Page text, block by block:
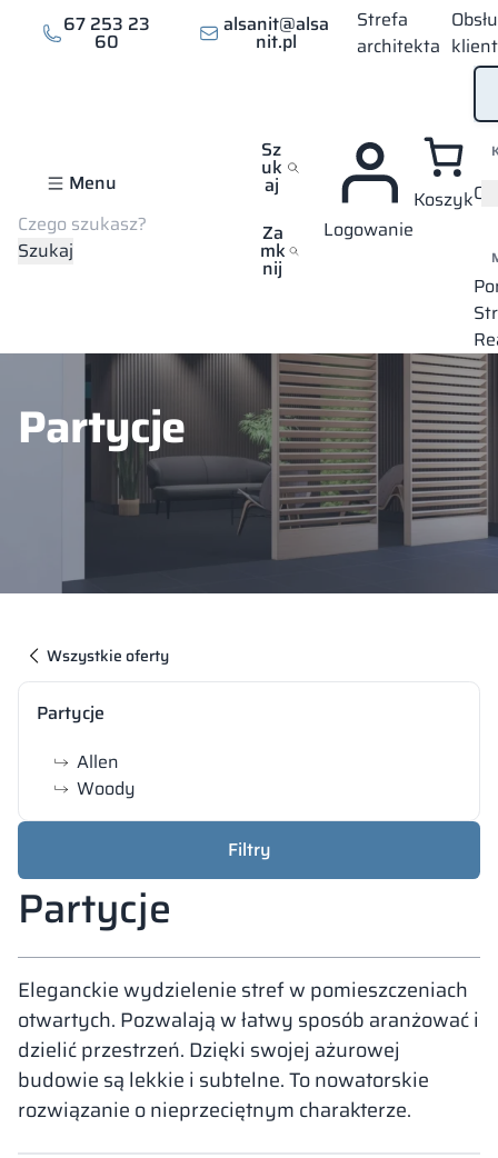
67 253 23
60
alsanit@alsa
nit.pl
Strefa
architekta
Menu
Szukaj
Szukaj
Sz
uk
aj
Za
mk
nij
Logowanie
Koszyk
Strona główna Oferta Meble kontraktowe Partycje
Partycje
Wszystkie oferty
Partycje
Allen
Woody
Filtry
Partycje
Eleganckie wydzielenie stref w pomieszczeniach
otwartych. Pozwalają w łatwy sposób aranżować i
dzielić przestrzeń. Dzięki swojej ażurowej
budowie są lekkie i subtelne. To nowatorskie
rozwiązanie o nieprzeciętnym charakterze.